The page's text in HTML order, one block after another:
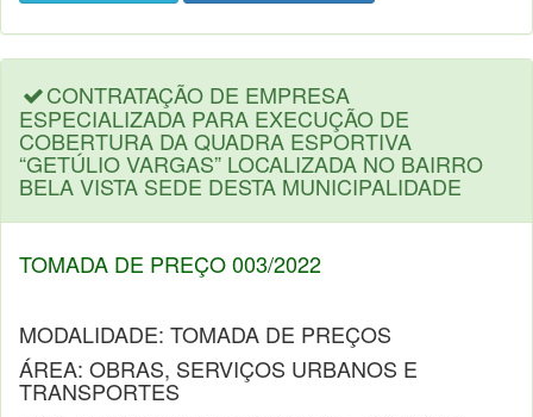
CONTRATAÇÃO DE EMPRESA
ESPECIALIZADA PARA EXECUÇÃO DE
COBERTURA DA QUADRA ESPORTIVA
“GETÚLIO VARGAS” LOCALIZADA NO BAIRRO
BELA VISTA SEDE DESTA MUNICIPALIDADE
TOMADA DE PREÇO 003/2022
MODALIDADE: TOMADA DE PREÇOS
ÁREA: OBRAS, SERVIÇOS URBANOS E
TRANSPORTES